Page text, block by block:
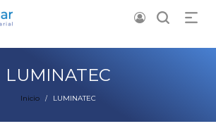
LUMINATEC
Inicio / LUMINATEC